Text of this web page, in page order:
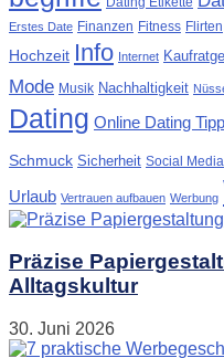
Erstes Date Finanzen Fitness Flirten
Hochzeit Info Internet
Mode Musik Nachhaltigkeit
Dating Online Dating
Schmuck Sicherheit Social Media
Urlaub Vertrauen aufbauen Werbung
Präzise
Alltagskultur
30. Juni 2026